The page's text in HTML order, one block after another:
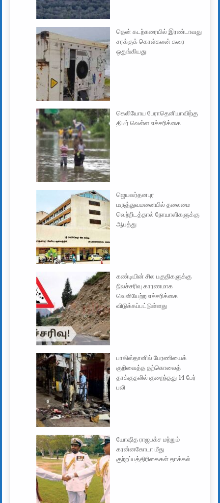
தென் கடற்கரையில் இரண்டாவது
சரக்குக் கொள்கலன் கரை
ஒதுங்கியது
கெலியோய பேராதெனியாவிற்கு
திடீர் வெள்ள எச்சரிக்கை
ஜெயவர்தனபுர
மருத்துவமனையில் தலைமை
வெற்றிடத்தால் நோயாளிகளுக்கு
ஆபத்து
கண்டியின் சில பகுதிகளுக்கு
நிலச்சரிவு காரணமாக
வெளியேற்ற எச்சரிக்கை
விடுக்கப்பட்டுள்ளது
பாகிஸ்தானில் பேரணியைக்
குறிவைத்த தற்கொலைத்
தாக்குதலில் குறைந்தது 14 பேர்
பலி
யோஷித ராஜபக்ச மற்றும்
கரன்னகோடா மீது
குற்றப்பத்திரிகைகள் தாக்கல்